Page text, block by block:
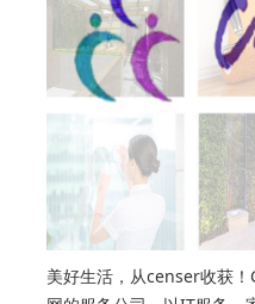
美好生活，从censer收获